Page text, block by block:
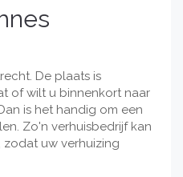
De plaats is
of wilt u binnenkort naar
is het handig om een
Zo'n verhuisbedrijf kan
zodat uw verhuizing